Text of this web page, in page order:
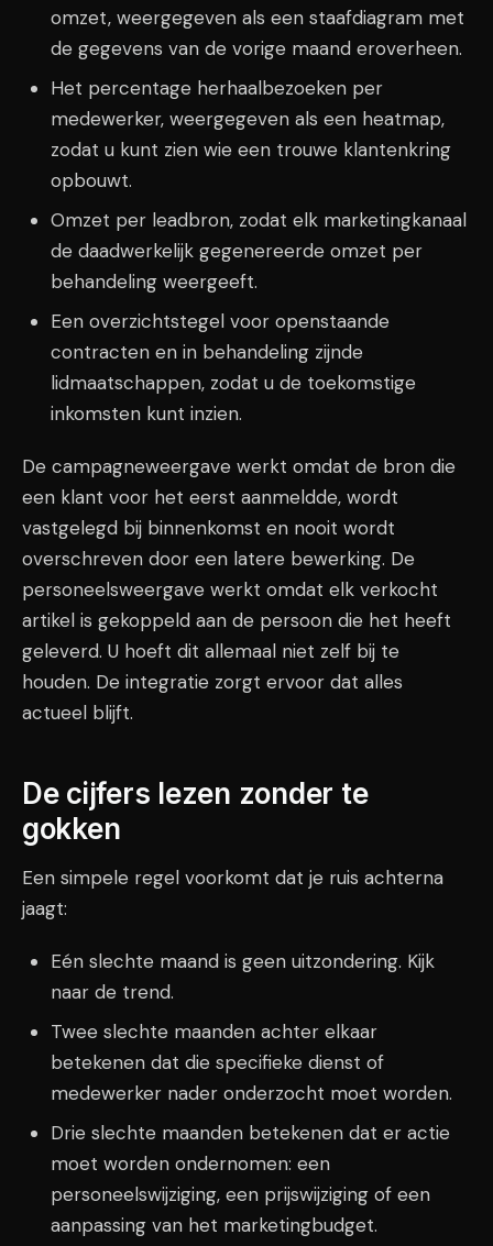
omzet, weergegeven als een staafdiagram met
de gegevens van de vorige maand eroverheen.
Het percentage herhaalbezoeken per
medewerker, weergegeven als een heatmap,
zodat u kunt zien wie een trouwe klantenkring
opbouwt.
Omzet per leadbron, zodat elk marketingkanaal
de daadwerkelijk gegenereerde omzet per
behandeling weergeeft.
Een overzichtstegel voor openstaande
contracten en in behandeling zijnde
lidmaatschappen, zodat u de toekomstige
inkomsten kunt inzien.
De campagneweergave werkt omdat de bron die
een klant voor het eerst aanmeldde, wordt
vastgelegd bij binnenkomst en nooit wordt
overschreven door een latere bewerking. De
personeelsweergave werkt omdat elk verkocht
artikel is gekoppeld aan de persoon die het heeft
geleverd. U hoeft dit allemaal niet zelf bij te
houden. De integratie zorgt ervoor dat alles
actueel blijft.
De cijfers lezen zonder te
gokken
Een simpele regel voorkomt dat je ruis achterna
jaagt:
Eén slechte maand is geen uitzondering. Kijk
naar de trend.
Twee slechte maanden achter elkaar
betekenen dat die specifieke dienst of
medewerker nader onderzocht moet worden.
Drie slechte maanden betekenen dat er actie
moet worden ondernomen: een
personeelswijziging, een prijswijziging of een
aanpassing van het marketingbudget.